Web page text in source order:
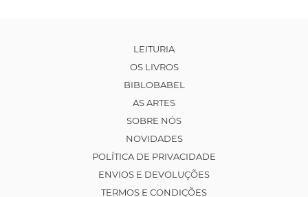
LEITURIA
OS LIVROS
BIBLOBABEL
AS ARTES
SOBRE NÓS
NOVIDADES
POLÍTICA DE PRIVACIDADE
ENVIOS E DEVOLUÇÕES
TERMOS E CONDIÇÕES